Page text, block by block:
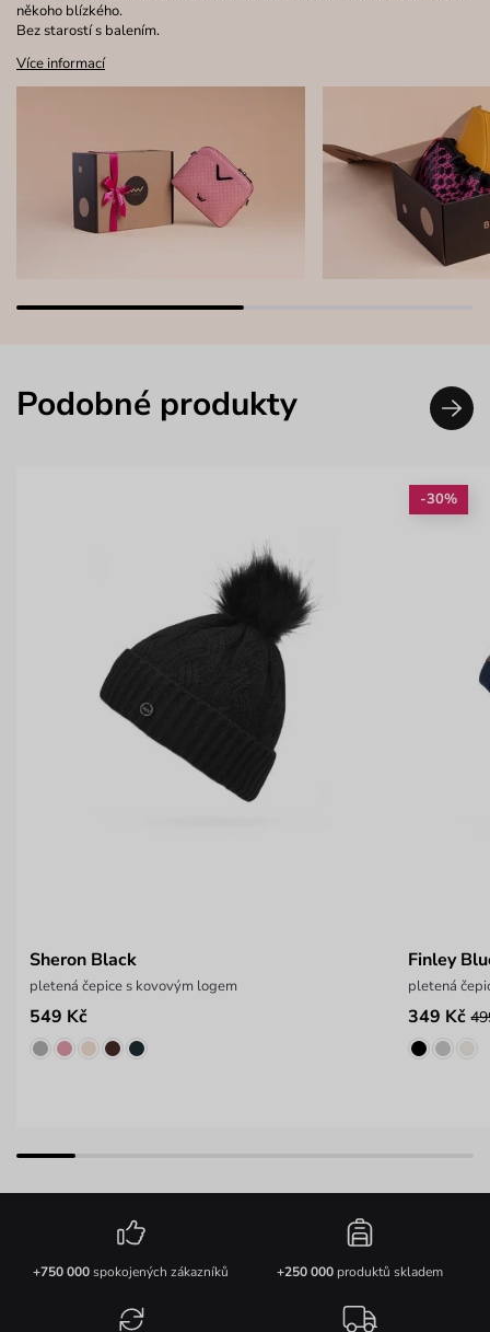
někoho blízkého.
Bez starostí s balením.
Více informací
Podobné produkty
Sheron Black
pletená čepice s kovovým logem
549 Kč
-30%
Finley
pletená
349 Kč
+750 000spokojených zákazníků +250 000produktů skladem